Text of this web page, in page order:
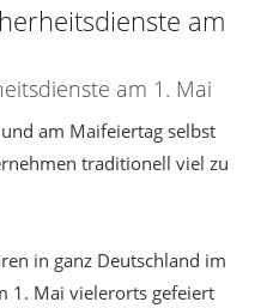
am
am 1. Mai
am Maifeiertag selbst
traditionell viel zu
in ganz Deutschland im
1. Mai vielerorts gefeiert